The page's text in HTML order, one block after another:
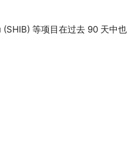
等项目在过去 90 天中也